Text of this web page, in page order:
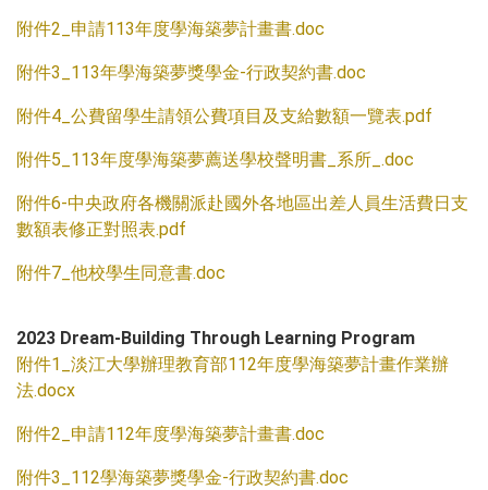
附件2_申請113年度學海築夢計畫書.doc
附件3_113年學海築夢獎學金-行政契約書.doc
附件4_公費留學生請領公費項目及支給數額一覽表.pdf
附件5_113年度學海築夢薦送學校聲明書_系所_.doc
附件6-中央政府各機關派赴國外各地區出差人員生活費日支
數額表修正對照表.pdf
附件7_他校學生同意書.doc
2023 Dream-Building Through Learning Program
附件1_淡江大學辦理教育部112年度學海築夢計畫作業辦
法.docx
附件2_申請112年度學海築夢計畫書.doc
附件3_112學海築夢獎學金-行政契約書.doc